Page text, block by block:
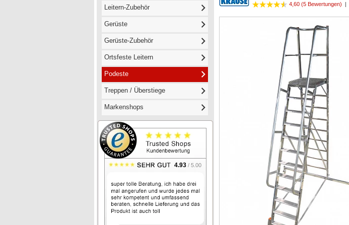
Leitern-Zubehör
Gerüste
Gerüste-Zubehör
Ortsfeste Leitern
Podeste
Treppen / Überstiege
Markenshops
4.93 / 5.00
4,60 (5 Bewertungen) |